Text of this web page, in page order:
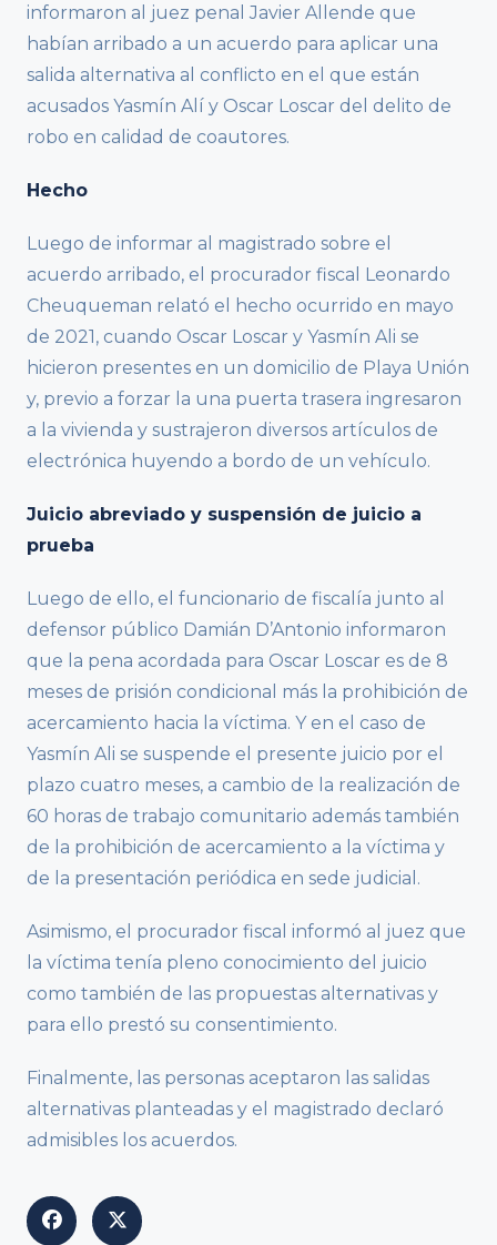
informaron al juez penal Javier Allende que
habían arribado a un acuerdo para aplicar una
salida alternativa al conflicto en el que están
acusados Yasmín Alí y Oscar Loscar del delito de
robo en calidad de coautores.
Hecho
Luego de informar al magistrado sobre el
acuerdo arribado, el procurador fiscal Leonardo
Cheuqueman relató el hecho ocurrido en mayo
de 2021, cuando Oscar Loscar y Yasmín Ali se
hicieron presentes en un domicilio de Playa Unión
y, previo a forzar la una puerta trasera ingresaron
a la vivienda y sustrajeron diversos artículos de
electrónica huyendo a bordo de un vehículo.
Juicio abreviado y suspensión de juicio a
prueba
Luego de ello, el funcionario de fiscalía junto al
defensor público Damián D’Antonio informaron
que la pena acordada para Oscar Loscar es de 8
meses de prisión condicional más la prohibición de
acercamiento hacia la víctima. Y en el caso de
Yasmín Ali se suspende el presente juicio por el
plazo cuatro meses, a cambio de la realización de
60 horas de trabajo comunitario además también
de la prohibición de acercamiento a la víctima y
de la presentación periódica en sede judicial.
Asimismo, el procurador fiscal informó al juez que
la víctima tenía pleno conocimiento del juicio
como también de las propuestas alternativas y
para ello prestó su consentimiento.
Finalmente, las personas aceptaron las salidas
alternativas planteadas y el magistrado declaró
admisibles los acuerdos.